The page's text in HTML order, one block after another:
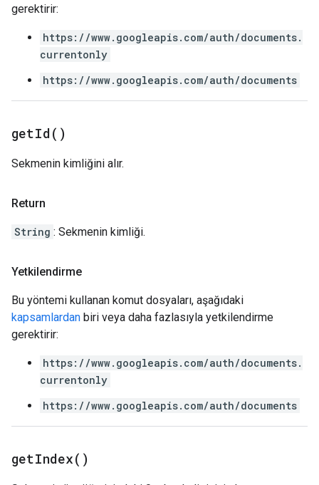
gerektirir:
https://www.googleapis.com/auth/documents.
currentonly
https://www.googleapis.com/auth/documents
getId( )
Sekmenin kimliğini alır.
Return
String : Sekmenin kimliği.
Yetkilendirme
Bu yöntemi kullanan komut dosyaları, aşağıdaki
kapsamlardan biri veya daha fazlasıyla yetkilendirme
gerektirir:
https://www.googleapis.com/auth/documents.
currentonly
https://www.googleapis.com/auth/documents
getIndex( )